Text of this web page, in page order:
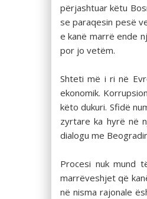
përjashtuar këtu
se paraqesin pesë
e kanë marrë ende
por jo vetëm.
Shteti më i ri në
ekonomik.
këto dukuri. Sfidë
zyrtare ka hyrë në
dialogu me
Procesi nuk mund
marrëveshjet që
në nisma rajonale